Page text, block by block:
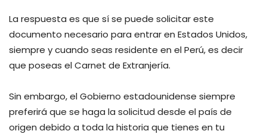
La respuesta es que sí se puede solicitar este
documento necesario para entrar en Estados Unidos,
siempre y cuando seas residente en el Perú, es decir
que poseas el Carnet de Extranjería.
Sin embargo, el Gobierno estadounidense siempre
preferirá que se haga la solicitud desde el país de
origen debido a toda la historia que tienes en tu